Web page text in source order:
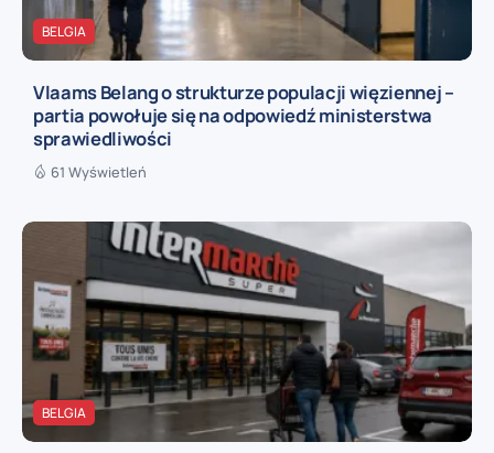
BELGIA
Vlaams Belang o strukturze populacji więziennej –
partia powołuje się na odpowiedź ministerstwa
sprawiedliwości
61 Wyświetleń
BELGIA